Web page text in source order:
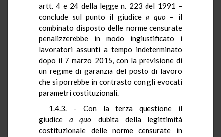
artt. 4 e 24 della legge n. 223 del 1991 –
conclude sul punto il giudicea quo– il
combinato disposto delle norme censurate
penalizzerebbe in modo ingiustificato i
lavoratori assunti a tempo indeterminato
dopo il 7 marzo 2015, con la previsione di
un regime di garanzia del posto di lavoro
che si porrebbe in contrasto con gli evocati
parametri costituzionali.
1.4.3. – Con la terza questione il
giudicea quo dubita della legittimità
costituzionale delle norme censurate in